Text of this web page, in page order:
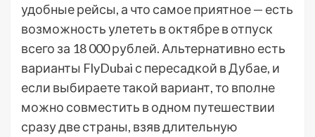
удобные рейсы, а что самое приятное — есть
возможность улететь в октябре в отпуск
всего за 18 000 рублей. Альтернативно есть
варианты FlyDubai с пересадкой в Дубае, и
если выбираете такой вариант, то вполне
можно совместить в одном путешествии
сразу две страны, взяв длительную